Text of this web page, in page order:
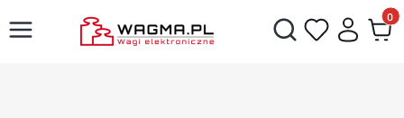
Otwórz wyszukiwarkę